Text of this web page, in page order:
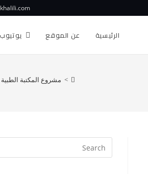
الرئيسية عن الموقع يوتيوب
> مشروع المكتبة الطبية